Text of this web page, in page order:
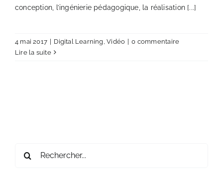
conception, l’ingénierie pédagogique, la réalisation [...]
4 mai 2017 Digital Learning ,Vidéo
0 commentaire
Lire la suite